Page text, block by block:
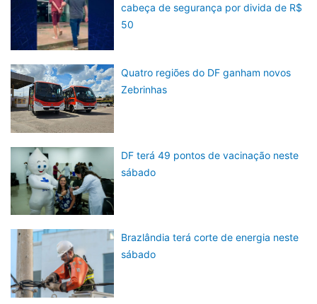
cabeça de segurança por divida de R$
50
Quatro regiões do DF ganham novos
Zebrinhas
DF terá 49 pontos de vacinação neste
sábado
Brazlândia terá corte de energia neste
sábado